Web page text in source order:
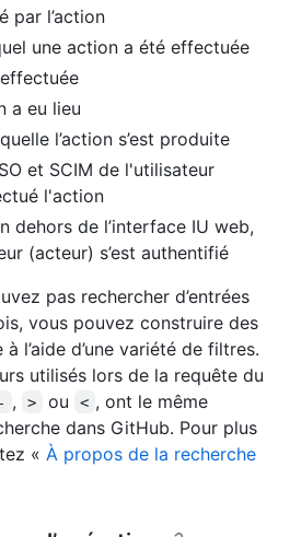
par l’action
une action a été effectuée
a eu lieu
l’action s’est produite
et SCIM de l'utilisateur
l'action
dehors de l’interface IU web,
(acteur) s’est authentifié
pas rechercher d’entrées
vous pouvez construire des
l’aide d’une variété de filtres.
utilisés lors de la requête du
- , > ou < , ont le même
dans GitHub. Pour plus
« À propos de la recherche